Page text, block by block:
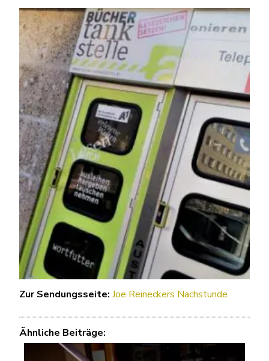
Zur Sendungsseite: Joe Reineckers Nachstunde
Ähnliche Beiträge: